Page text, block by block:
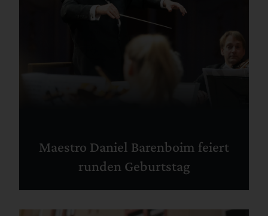
Maestro Daniel Barenboim feiert
runden Geburtstag